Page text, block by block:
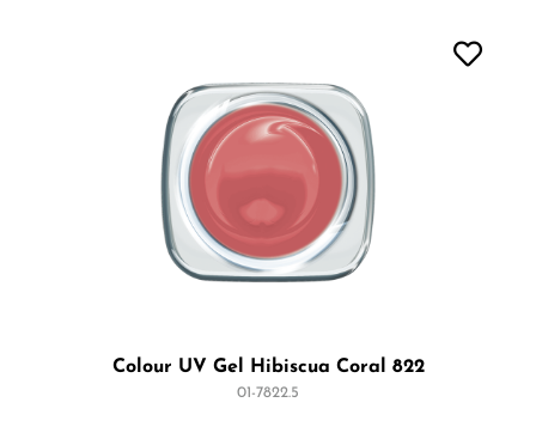
Colour UV Gel Hibiscua Coral 822
01-7822.5